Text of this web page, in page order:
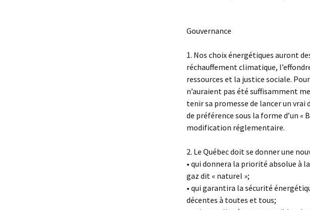
Gouvernance
1. Nos choix énergétiques auront
réchauffement climatique,
ressources et la justice sociale.
n’auraient pas été suffisamment
tenir sa promesse de lancer un vrai
de préférence sous la forme d’un «
modification réglementaire.
2. Le Québec doit se donner une
• qui donnera la priorité absolue à
gaz dit « naturel »;
• qui garantira la sécurité
décentes à toutes et tous;